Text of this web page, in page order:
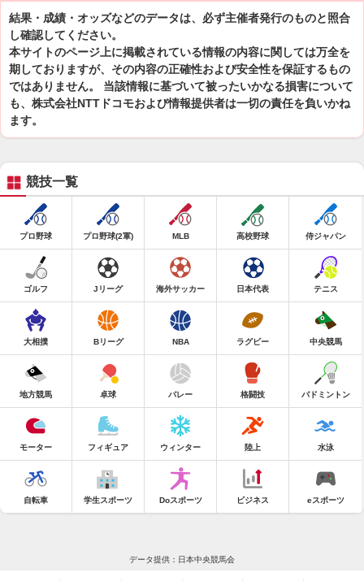
結果・成績・オッズなどのデータは、必ず主催者発行のものと照合
し確認してください。
本サイトのページ上に掲載されている情報の内容に関しては万全を
期しておりますが、その内容の正確性および安全性を保証するもの
ではありません。 当該情報に基づいて被ったいかなる損害について
も、株式会社NTTドコモおよび情報提供者は一切の責任を負いかね
ます。
競技一覧
プロ野球 プロ野球(2軍) MLB 高校野球 侍ジャパン
ゴルフ Jリーグ 海外サッカー 日本代表 テニス
大相撲 Bリーグ NBA ラグビー 中央競馬
地方競馬 卓球 バレー 格闘技 バドミントン
モーター フィギュア ウィンター 陸上 水泳
自転車 学生スポーツ Doスポーツ ビジネス eスポーツ
データ提供：日本中央競馬会